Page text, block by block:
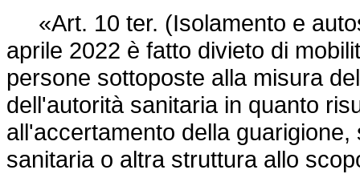
«Art. 10 ter. (Isolamento e
aprile 2022 è fatto divieto di
persone sottoposte alla misura
dell'autorità sanitaria in quanto
all'accertamento della
sanitaria o altra struttura allo